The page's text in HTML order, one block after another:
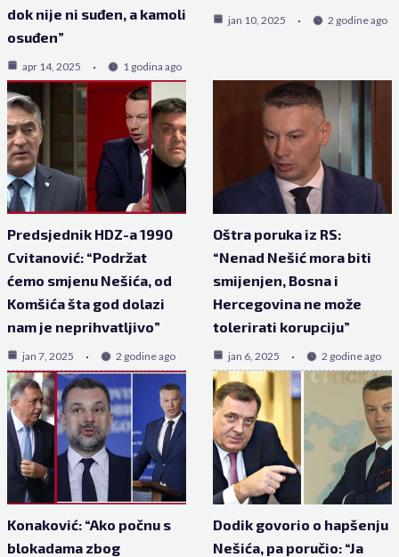
dok nije ni suđen, a kamoli
osuđen”
apr 14, 2025 1 godina ago
jan 10, 2025 2 godine ago
Predsjednik HDZ-a 1990
Cvitanović: “Podržat
ćemo smjenu Nešića, od
Komšića šta god dolazi
nam je neprihvatljivo”
jan 7, 2025 2 godine ago
Oštra poruka iz RS:
“Nenad Nešić mora biti
smijenjen, Bosna i
Hercegovina ne može
tolerirati korupciju”
jan 6, 2025 2 godine ago
Konaković: “Ako počnu s
blokadama zbog
Dodik govorio o hapšenju
Nešića, pa poručio: “Ja